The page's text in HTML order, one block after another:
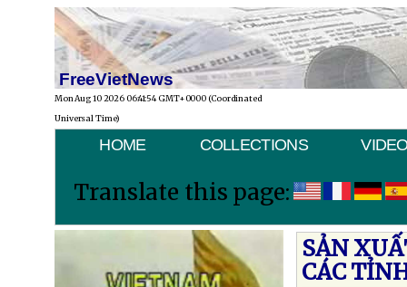
FreeVietNews
Mon Aug 10 2026 06:41:54 GMT+0000 (Coordinated
Universal Time)
HOME COLLECTIONS
Translate this page:
SẢN
CÁC